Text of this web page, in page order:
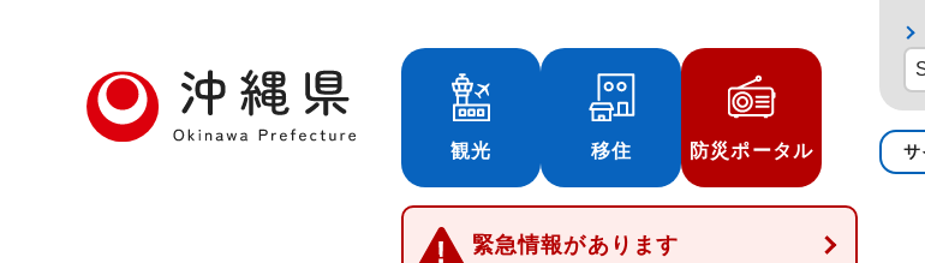
観光 移住 防災ポータル
緊急情報があります
サ